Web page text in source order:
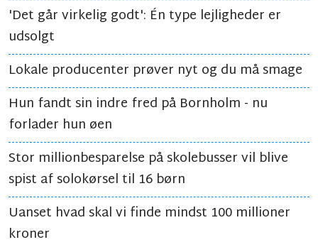
'Det går virkelig godt': Én type lejligheder er
udsolgt
Lokale producenter prøver nyt og du må smage
Hun fandt sin indre fred på Bornholm - nu
forlader hun øen
Stor millionbesparelse på skolebusser vil blive
spist af solokørsel til 16 børn
Uanset hvad skal vi finde mindst 100 millioner
kroner